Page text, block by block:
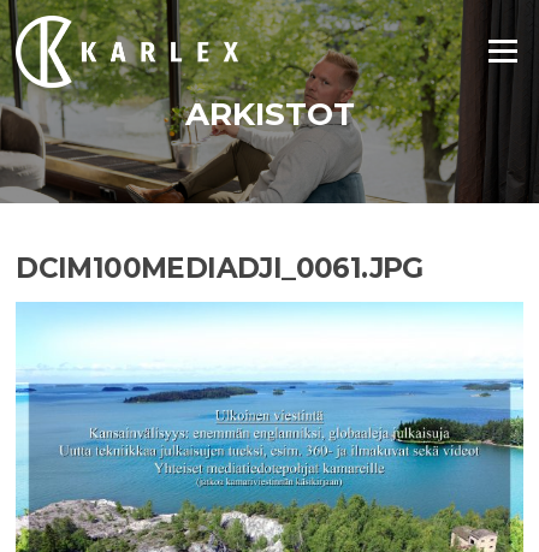
Siirry
suoraan
sisältöön
Valikko
ARKISTOT
DCIM100MEDIADJI_0061.JPG